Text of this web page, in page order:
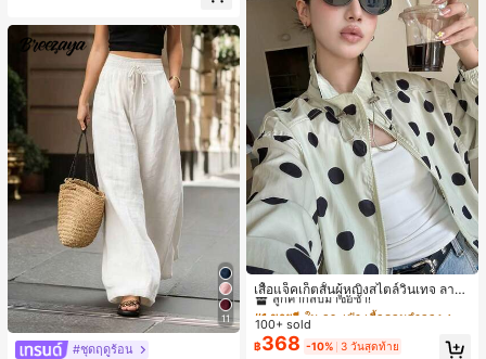
11
#ชุดฤดูร้อน
เสื้อแจ็คเก็ตสั้นผู้หญิงสไตล์วินเทจ ลายจุ
ดขนาดใหญ่ คอตั้ง เอวเข้ารูป แขนพอง
ทรงหลวม แฟชั่นอเนกประสงค์ สำหรับใ
ส่ประจำวันและไปเที่ยวพักผ่อน
#1 ขายดี
ใน กระเป๋า เสื้อคลุมลำลอง
ลูกค้ากลับมาซื้อซ้ำ!
#1 ขายดี ใน กระเป๋า เสื้อคลุมลำลอง
ลูกค้ากลับมาซื้อซ้ำ!
#1 ขายดี ใน กระเป๋า เสื้อคลุมลำลอง
ลูกค้ากลับมาซื้อซ้ำ!
#1 ขายดี ใน กระเป๋า เสื้อคลุมลำลอง
100+ sold
฿368 -10% 3 วันสุดท้าย